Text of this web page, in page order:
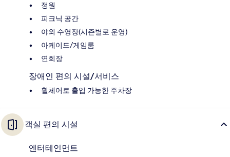
정원
피크닉 공간
야외 수영장(시즌별로 운영)
아케이드/게임룸
연회장
장애인 편의 시설/서비스
휠체어로 출입 가능한 주차장
객실 편의 시설
엔터테인먼트